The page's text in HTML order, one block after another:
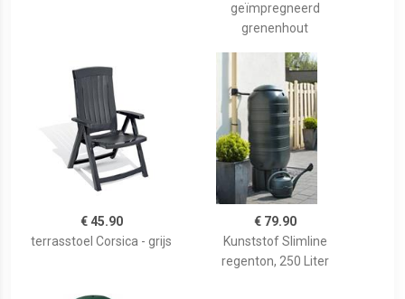
geïmpregneerd
grenenhout
€ 45.90
terrasstoel Corsica - grijs
€ 79.90
Kunststof Slimline
regenton, 250 Liter